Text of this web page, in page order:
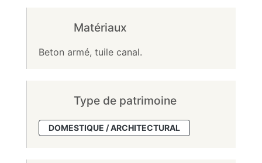
Matériaux
Beton armé, tuile canal.
Type de patrimoine
DOMESTIQUE / ARCHITECTURAL